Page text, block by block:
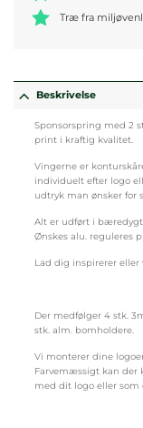
Træ fra
Beskrivelse
Sponsorspring med 2
print i kraftig kvalitet.
Vingerne er
individuelt efter logo
udtryk man ønsker for
Alt er udført i
Ønskes alu. reguleres
Lad dig inspirerer
Der medfølger 4 stk.
stk. alm. bomholdere.
Vi monterer dine
Farvemæssigt kan der
med dit logo eller som